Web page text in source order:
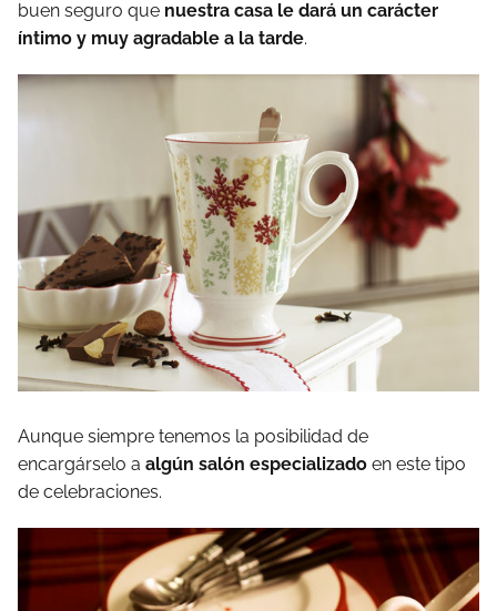
buen seguro que nuestra casa le dará un carácter
íntimo y muy agradable a la tarde.
Aunque siempre tenemos la posibilidad de
encargárselo a algún salón especializado en este tipo
de celebraciones.